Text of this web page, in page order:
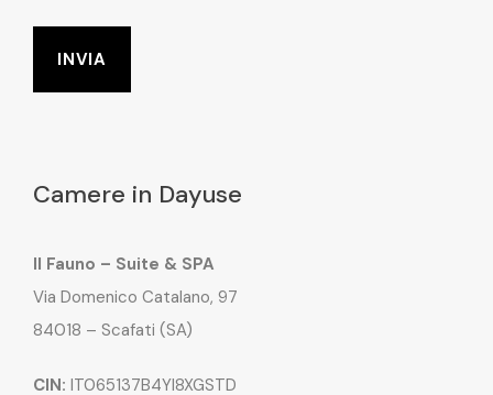
Camere in Dayuse
Il Fauno – Suite & SPA
Via Domenico Catalano, 97
84018 – Scafati (SA)
CIN: IT065137B4YI8XGSTD